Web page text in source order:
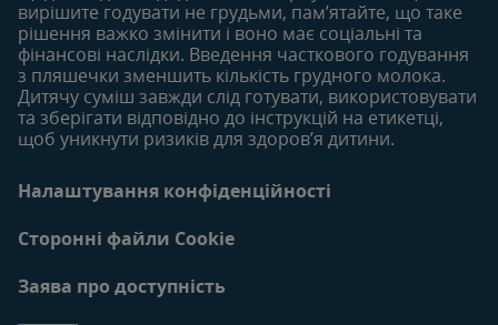
вирішите годувати не грудьми, пам’ятайте, що таке
рішення важко змінити і воно має соціальні та
фінансові наслідки. Введення часткового годування
з пляшечки зменшить кількість грудного молока.
Дитячу суміш завжди слід готувати, використовувати
та зберігати відповідно до інструкцій на етикетці,
щоб уникнути ризиків для здоров’я дитини.
Налаштування конфіденційності
Сторонні файли Cookie
Заява про доступність